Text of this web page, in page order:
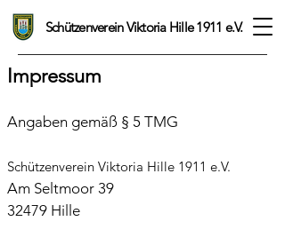
Schützenverein Viktoria Hille 1911 e.V.
Impressum
Angaben gemäß § 5 TMG
Schützenverein Viktoria Hille 1911 e.V.
Am Seltmoor 39
32479 Hille